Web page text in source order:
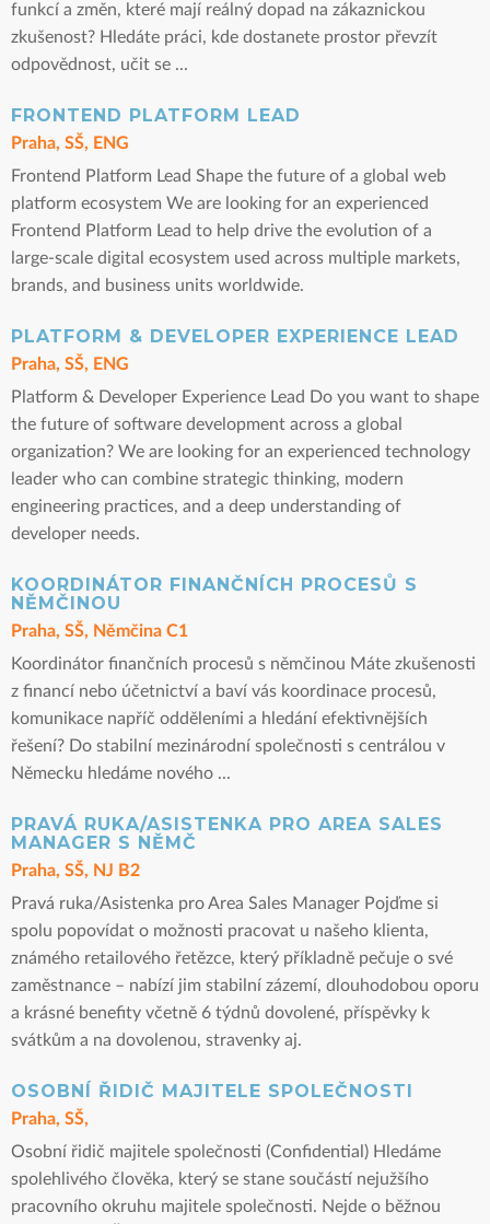
funkcí a změn, které mají reálný dopad na zákaznickou
zkušenost? Hledáte práci, kde dostanete prostor převzít
odpovědnost, učit se ...
FRONTEND PLATFORM LEAD
Praha, SŠ, ENG
Frontend Platform Lead Shape the future of a global web
platform ecosystem We are looking for an experienced
Frontend Platform Lead to help drive the evolution of a
large-scale digital ecosystem used across multiple markets,
brands, and business units worldwide.
PLATFORM & DEVELOPER EXPERIENCE LEAD
Praha, SŠ, ENG
Platform & Developer Experience Lead Do you want to shape
the future of software development across a global
organization? We are looking for an experienced technology
leader who can combine strategic thinking, modern
engineering practices, and a deep understanding of
developer needs.
KOORDINÁTOR FINANČNÍCH PROCESŮ S
NĚMČINOU
Praha, SŠ, Němčina C1
Koordinátor finančních procesů s němčinou Máte zkušenosti
z financí nebo účetnictví a baví vás koordinace procesů,
komunikace napříč odděleními a hledání efektivnějších
řešení? Do stabilní mezinárodní společnosti s centrálou v
Německu hledáme nového ...
PRAVÁ RUKA/ASISTENKA PRO AREA SALES
MANAGER S NĚMČ
Praha, SŠ, NJ B2
Pravá ruka/Asistenka pro Area Sales Manager Pojďme si
spolu popovídat o možnosti pracovat u našeho klienta,
známého retailového řetězce, který příkladně pečuje o své
zaměstnance – nabízí jim stabilní zázemí, dlouhodobou oporu
a krásné benefity včetně 6 týdnů dovolené, příspěvky k
svátkům a na dovolenou, stravenky aj.
OSOBNÍ ŘIDIČ MAJITELE SPOLEČNOSTI
Praha, SŠ,
Osobní řidič majitele společnosti (Confidential) Hledáme
spolehlivého člověka, který se stane součástí nejužšího
pracovního okruhu majitele společnosti. Nejde o běžnou